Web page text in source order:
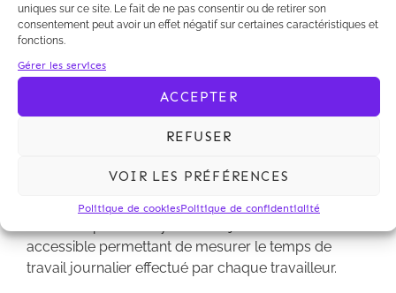
uniques sur ce site. Le fait de ne pas consentir ou de retirer son
consentement peut avoir un effet négatif sur certaines caractéristiques et
fonctions.
Gérer les services
ACCEPTER
REFUSER
VOIR LES PRÉFÉRENCES
Politique de cookiesPolitique de confidentialité
Notre avis : La position de la Cour de cassation
s’explique par l’obligation légale à la charge de
l’employeur de contrôle des heures de travail
(n°18-10.919) et par la Cour de Justice de l’Union
Européenne (CJUE) dans un arrêt du 14 mai 2019
En effet, la CJUE a jugé que les États membres
doivent imposer aux employeurs l’obligation de
accessible permettant de mesurer le temps de
travail journalier effectué par chaque travailleur.